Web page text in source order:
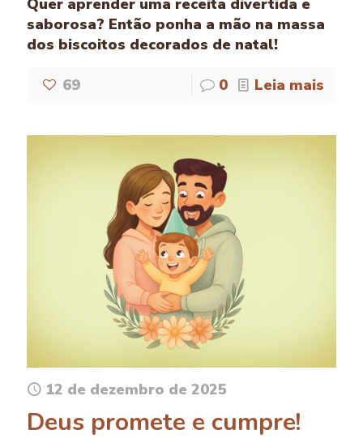
Quer aprender uma receita divertida e
saborosa? Então ponha a mão na massa
dos biscoitos decorados de natal!
69 0 Leia mais
12 de dezembro de 2025
Deus promete e cumpre!